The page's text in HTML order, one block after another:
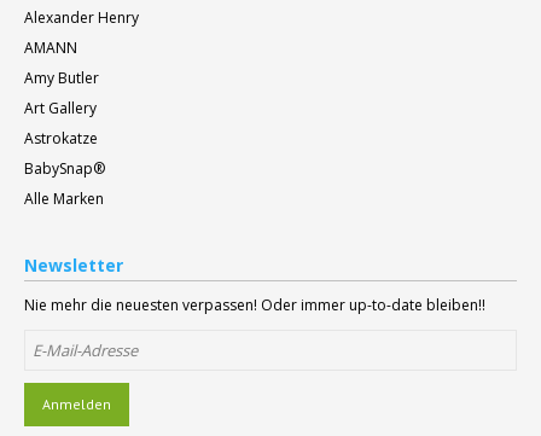
Alexander Henry
AMANN
Amy Butler
Art Gallery
Astrokatze
BabySnap®
Alle Marken
Newsletter
Nie mehr die neuesten verpassen! Oder immer up-to-date bleiben!!
Anmelden